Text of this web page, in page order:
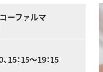
ーファルマ
15：15～19：15